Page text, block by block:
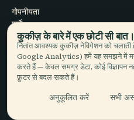
गोपनीयता
शर्तें
कुकी सेटिंग्स
खाता हटाएँ
© 2026 Audiala · मोर्ज, स्विट्ज़रलैंड में बना,
iOS · Android · Web
EN · FR · DE · ES
कुकीज़ के बारे में एक छोटी सी बात।
नितांत आवश्यक कुकीज़ नेविगेशन को
Google Analytics) हमें यह समझने में
करते हैं — केवल समग्र डेटा, कोई विज्ञापन
फ़ुटर से बदल सकते हैं।
अनुकूलित करें सभी